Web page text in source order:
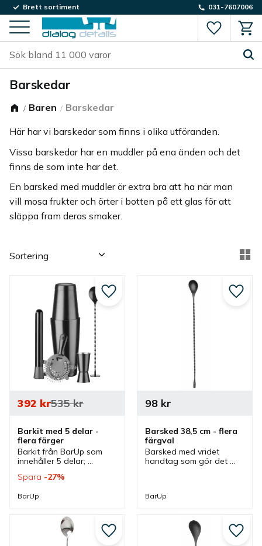
Meny
Brett sortiment 031-7607006
Barskedar
Baren Barskedar
Här har vi barskedar som finns i olika utföranden.
Vissa barskedar har en muddler på ena änden och det
finns de som inte har det.
En barsked med muddler är extra bra att ha när man
vill mosa frukter och örter i botten på ett glas för att
släppa fram deras smaker.
Välj sortering
Barkit med 5 delar -
flera färger
Barkit från BarUp som
innehåller 5 delar;
shaker, jigger,
och en barsked.
392 kr535kr
Spara 27%
BarUp
Lägg till i favoriter
Barsked 38,5 cm - flera
färgval
Barsked med vridet
handtag som gör det
över dryckens
98kr
BarUp
Lägg
Lägg till i favoriter Lägg